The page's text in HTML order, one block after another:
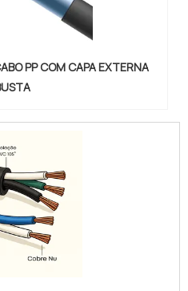
PP COM CAPA EXTERNA